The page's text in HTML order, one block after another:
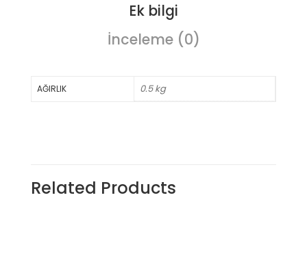
Ek bilgi
İnceleme (0)
AĞIRLIK 0.5 kg
Related Products